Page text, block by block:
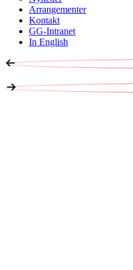
Arrangementer
Kontakt
GG-Intranet
In English